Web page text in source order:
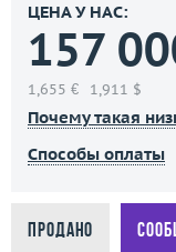
ЦЕНА У НАС:
157
1,655 € 1,911 $
Почему такая
Способы оплаты
Продано